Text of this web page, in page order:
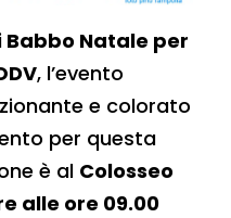
Natale per
, l’evento
e colorato
per questa
è al Colosseo
alle ore 09.00